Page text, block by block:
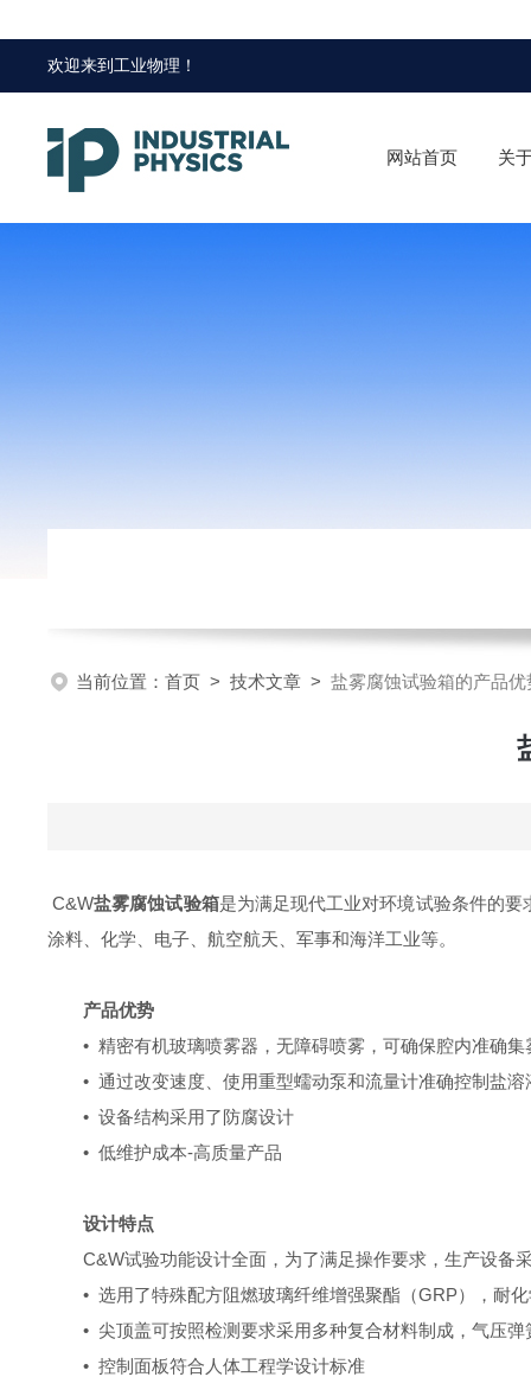
欢迎来到 工业物理 ！
网站首页 关
当前位置： 首页 > 技术文章 > 盐雾腐蚀试验箱的产品
C&W盐雾腐蚀试验箱是为满足现代工业对环境试验条件的
涂料、化学、电子、航空航天、军事和海洋工业等。
产品优势
• 精密有机玻璃喷雾器，无障碍喷雾，可确保腔内准确
• 通过改变速度、使用重型蠕动泵和流量计准确控制盐
• 设备结构采用了防腐设计
• 低维护成本-高质量产品
设计特点
C&W试验功能设计全面，为了满足操作要求，生产设备
• 选用了特殊配方阻燃玻璃纤维增强聚酯（GRP），耐
• 尖顶盖可按照检测要求采用多种复合材料制成，气压
• 控制面板符合人体工程学设计标准